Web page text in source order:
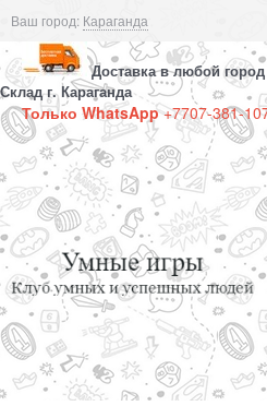
Ваш город: Караганда
Доставка в любой
Склад г. Караганда
Только WhatsApp+7707-381-